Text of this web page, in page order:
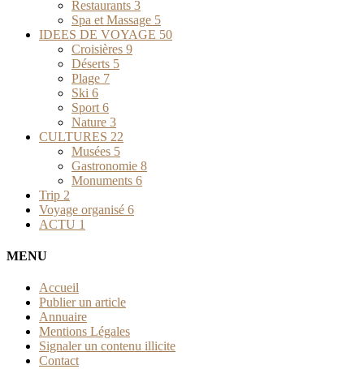
Restaurants 3
Spa et Massage 5
IDEES DE VOYAGE 50
Croisières 9
Déserts 5
Plage 7
Ski 6
Sport 6
Nature 3
CULTURES 22
Musées 5
Gastronomie 8
Monuments 6
Trip 2
Voyage organisé 6
ACTU 1
MENU
Accueil
Publier un article
Annuaire
Mentions Légales
Signaler un contenu illicite
Contact